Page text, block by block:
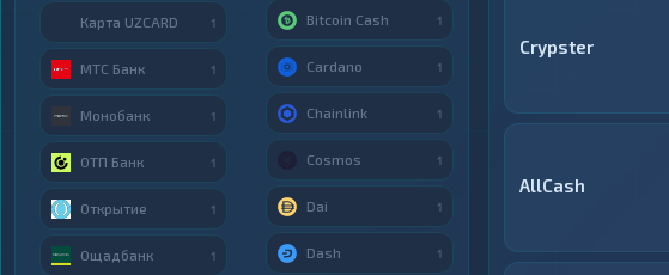
Crypster
AllCash
Карта UZCARD 1
МТС Банк 1
Монобанк 1
ОТП Банк 1
Открытие 1
Ощадбанк 1
Bitcoin Cash 1
Cardano 1
Chainlink 1
Cosmos 1
Dai 1
Dash 1